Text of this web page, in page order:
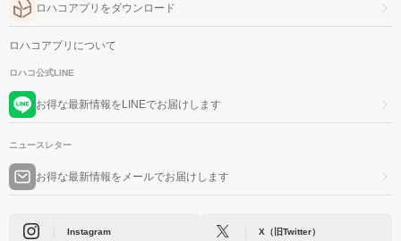
ロハコアプリをダウンロード
ロハコアプリについて
ロハコ公式LINE
お得な最新情報をLINEでお届けします
ニュースレター
お得な最新情報をメールでお届けします
Instagram X（旧Twitter）